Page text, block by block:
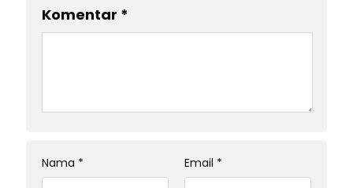
Komentar *
Nama * Email *